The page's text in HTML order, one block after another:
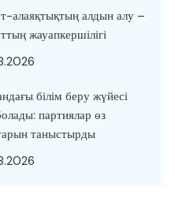
алаяқтықтың алдын алу –
жауапкершілігі
білім беру жүйесі
партиялар өз
таныстырды